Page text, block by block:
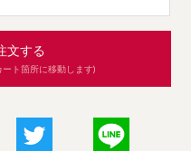
文する
ト箇所に移動します)